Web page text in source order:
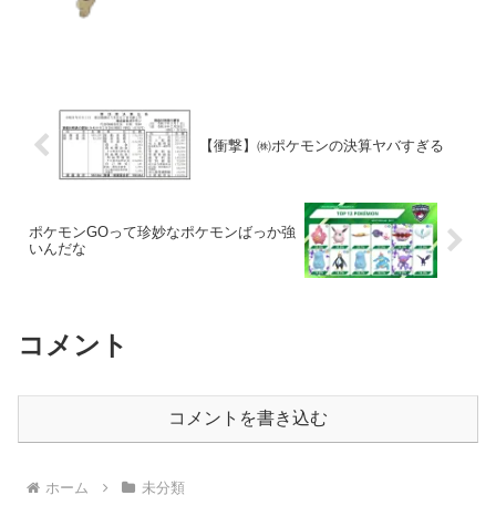
【衝撃】㈱ポケモンの決算ヤバすぎる
ポケモンGOって珍妙なポケモンばっか強
いんだな
コメント
コメントを書き込む
ホーム 未分類